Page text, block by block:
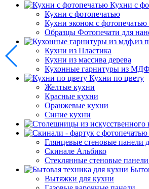
Кухни с
Кухни с фотопечатью
Кухни эконом с фотопечатью
Образцы Фотопечати для
Кухни из Пластика
Кухни из массива дерева
Кухонные гарнитуры из МДФ
Кухни по цвету
Желтые кухни
Красные кухни
Оранжевые кухни
Синие кухни
Глянцевые стеновые панели
Скинале Альбико
Стеклянные стеновые
Вытяжки для кухни